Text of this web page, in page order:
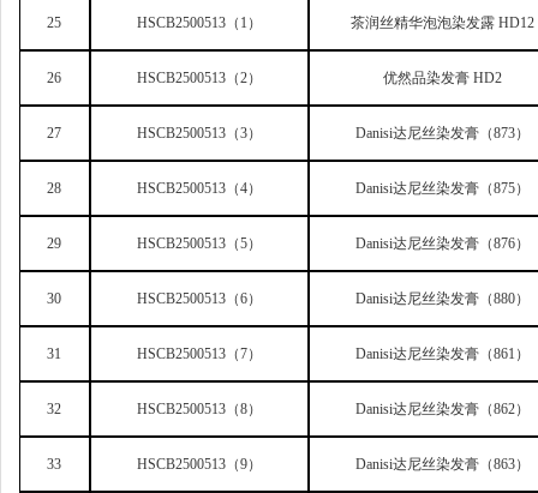
25 HSCB2500513 （1） 茶润丝精华泡泡染发露 HD12
26 HSCB2500513 （2） 优然品染发膏 HD2
27 HSCB2500513 （3） Danisi达尼丝染发膏（873）
28 HSCB2500513 （4） Danisi达尼丝染发膏（875）
29 HSCB2500513 （5） Danisi达尼丝染发膏（876）
30 HSCB2500513 （6） Danisi达尼丝染发膏（880）
31 HSCB2500513 （7） Danisi达尼丝染发膏（861）
32 HSCB2500513 （8） Danisi达尼丝染发膏（862）
33 HSCB2500513 （9） Danisi达尼丝染发膏（863）